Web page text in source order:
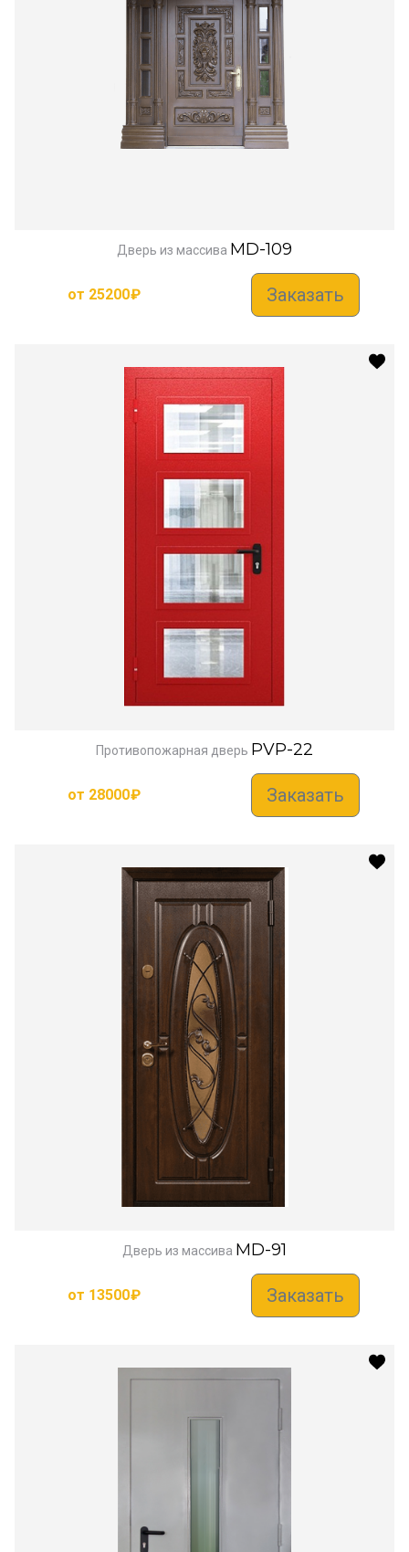
Дверь из массива MD-109
от 25200₽ Заказать
Противопожарная дверь PVP-22
от 28000₽ Заказать
Дверь из массива MD-91
от 13500₽ Заказать